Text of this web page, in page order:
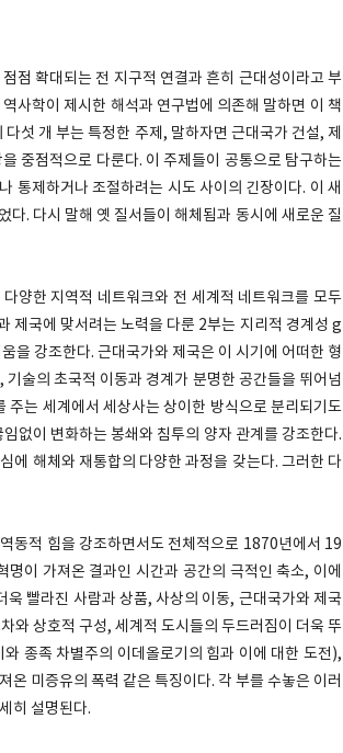
점 확대되는 전 지구적 연결과 흔히 근대성이라고 부
사학이 제시한 해석과 연구법에 의존해 말하면 이 책
섯 개 부는 특정한 주제, 말하자면 근대국가 건설, 제
중점적으로 다룬다. 이 주제들이 공통으로 탐구하는
통제하거나 조절하려는 시도 사이의 긴장이다. 이 새
. 다시 말해 옛 질서들이 해체됨과 동시에 새로운 질
양한 지역적 네트워크와 전 세계적 네트워크를 모두
제국에 맞서려는 노력을 다룬 2부는 지리적 경계성 g
강조한다. 근대국가와 제국은 이 시기에 어떠한 형
술의 초국적 이동과 경계가 분명한 공간들을 뛰어넘
주는 세계에서 세상사는 상이한 방식으로 분리되기도
없이 변화하는 봉쇄와 침투의 양자 관계를 강조한다.
에 해체와 재통합의 다양한 과정을 갖는다. 그러한 다
동적 힘을 강조하면서도 전체적으로 1870년에서 19
이 가져온 결과인 시간과 공간의 극적인 축소, 이에
빨라진 사람과 상품, 사상의 이동, 근대국가와 제국
와 상호적 구성, 세계적 도시들의 두드러짐이 더욱 뚜
종족 차별주의 이데올로기의 힘과 이에 대한 도전),
미증유의 폭력 같은 특징이다. 각 부를 수놓은 이러
히 설명된다.